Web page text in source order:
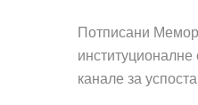
Потписани
канале за